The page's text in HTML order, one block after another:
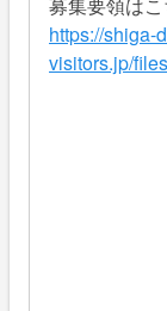
https://shiga-
visitors.jp/